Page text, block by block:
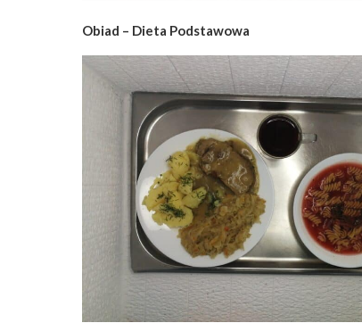
Obiad – Dieta Podstawowa